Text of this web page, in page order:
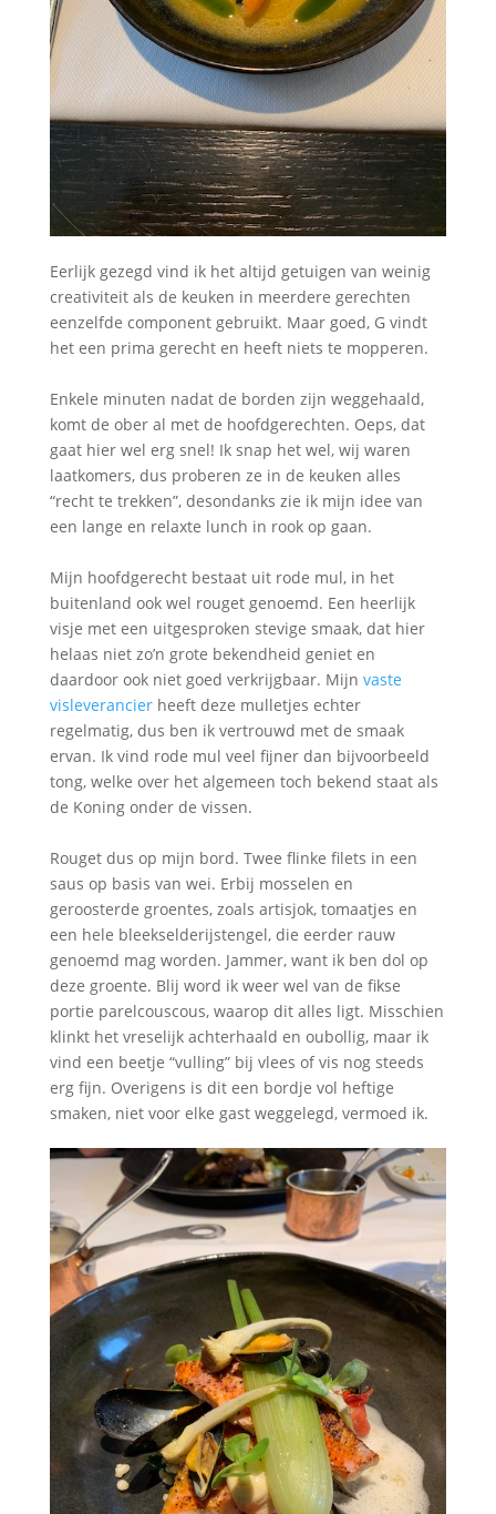
Eerlijk gezegd vind ik het altijd getuigen van weinig
creativiteit als de keuken in meerdere gerechten
eenzelfde component gebruikt. Maar goed, G vindt
het een prima gerecht en heeft niets te mopperen.
Enkele minuten nadat de borden zijn weggehaald,
komt de ober al met de hoofdgerechten. Oeps, dat
gaat hier wel erg snel! Ik snap het wel, wij waren
laatkomers, dus proberen ze in de keuken alles
“recht te trekken”, desondanks zie ik mijn idee van
een lange en relaxte lunch in rook op gaan.
Mijn hoofdgerecht bestaat uit rode mul, in het
buitenland ook wel rouget genoemd. Een heerlijk
visje met een uitgesproken stevige smaak, dat hier
helaas niet zo’n grote bekendheid geniet en
daardoor ook niet goed verkrijgbaar. Mijn vaste
visleverancierheeft deze mulletjes echter
regelmatig, dus ben ik vertrouwd met de smaak
ervan. Ik vind rode mul veel fijner dan bijvoorbeeld
tong, welke over het algemeen toch bekend staat als
de Koning onder de vissen.
Rouget dus op mijn bord. Twee flinke filets in een
saus op basis van wei. Erbij mosselen en
geroosterde groentes, zoals artisjok, tomaatjes en
een hele bleekselderijstengel, die eerder rauw
genoemd mag worden. Jammer, want ik ben dol op
deze groente. Blij word ik weer wel van de fikse
portie parelcouscous, waarop dit alles ligt. Misschien
klinkt het vreselijk achterhaald en oubollig, maar ik
vind een beetje “vulling” bij vlees of vis nog steeds
erg fijn. Overigens is dit een bordje vol heftige
smaken, niet voor elke gast weggelegd, vermoed ik.